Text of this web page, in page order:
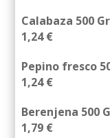
Calabaza 500
1,24€
Pepino fresco
1,24€
Berenjena 500
1,79 €